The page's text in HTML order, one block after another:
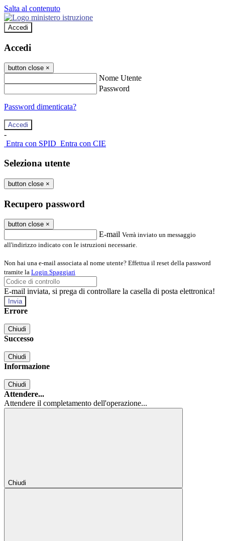
Salta al contenuto
Accedi
Accedi
button close ×
Nome Utente
Password
Password dimenticata?
-
Entra con SPID Entra con CIE
Seleziona utente
button close ×
Recupero password
button close ×
E-mail Verrà inviato un messaggio
all'indirizzo indicato con le istruzioni necessarie.
Non hai una e-mail associata al nome utente? Effettua il reset della password
tramite la Login Spaggiari
E-mail inviata, si prega di controllare la casella di posta elettronica!
Errore
Chiudi
Successo
Chiudi
Informazione
Chiudi
Attendere...
Attendere il completamento dell'operazione...
Chiudi